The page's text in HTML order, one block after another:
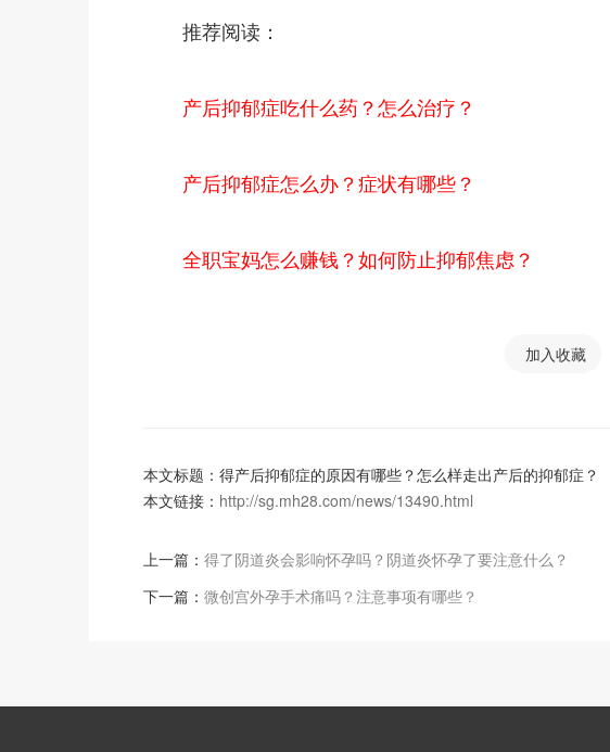
推荐阅读：
产后抑郁症吃什么药？怎么治疗？
产后抑郁症怎么办？症状有哪些？
全职宝妈怎么赚钱？如何防止抑郁焦虑？
加入收藏
本文标题：得产后抑郁症的原因有哪些？怎么样走出产后的抑郁症？
本文链接： http://sg.mh28.com/news/13490.html
上一篇： 得了阴道炎会影响怀孕吗？阴道炎怀孕了要注意什么？
下一篇： 微创宫外孕手术痛吗？注意事项有哪些？